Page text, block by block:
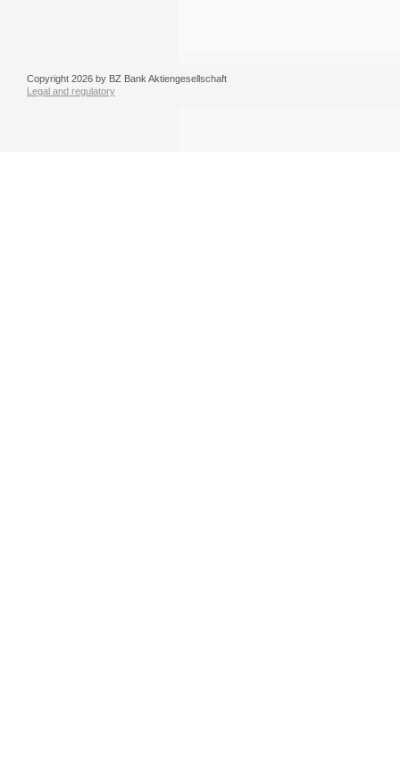
Copyright 2026 by BZ Bank Aktiengesellschaft
Legal and regulatory